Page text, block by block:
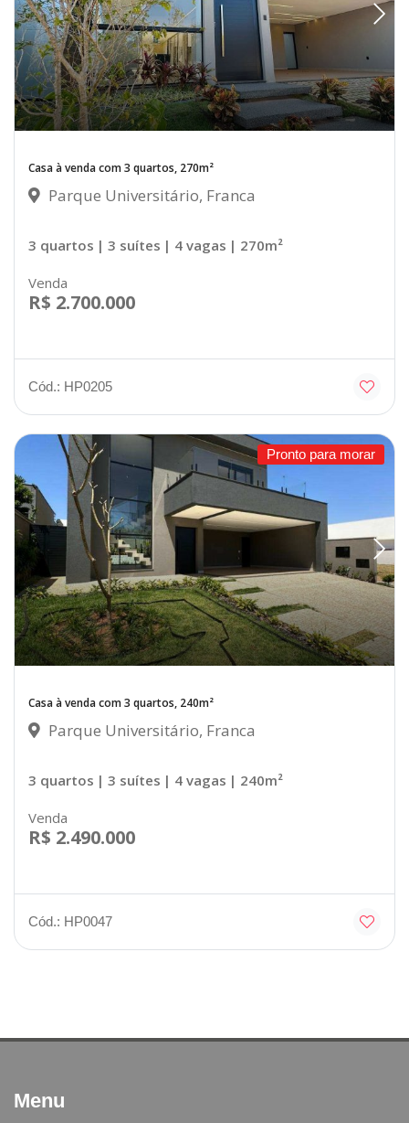
Casa à venda com 3 quartos, 270m²
Parque Universitário, Franca
3 quartos | 3 suítes | 4 vagas | 270m²
Venda
R$ 2.700.000
Cód.: HP0205
Pronto para morar
Casa à venda com 3 quartos, 240m²
Parque Universitário, Franca
3 quartos | 3 suítes | 4 vagas | 240m²
Venda
R$ 2.490.000
Cód.: HP0047
Menu